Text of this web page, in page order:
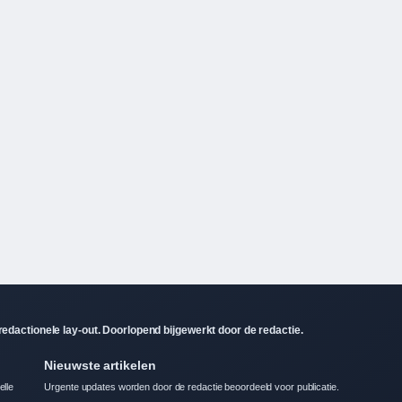
lay-out. Doorlopend bijgewerkt door de redactie.
Nieuwste artikelen
Urgente updates worden door de redactie beoordeeld voor publicatie.